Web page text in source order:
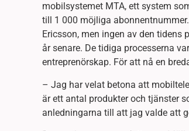
mobilsystemet MTA, ett system
till 1 000 möjliga
Ericsson, men ingen av den
år senare. De tidiga processerna
entreprenörskap. För att nå en
– Jag har velat betona att
är ett antal produkter och tjänster
anledningarna till att jag valde att